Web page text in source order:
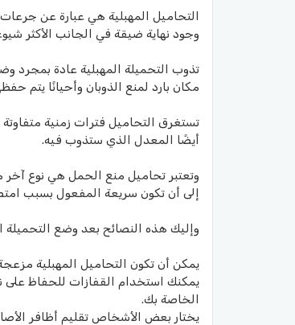
التحاميل المهبلية هي عبارة عن
وجود نهاية ضيقة في الجانب الأكثر
تذوب التحميلة المهبلية عادة بمجرد
مكان بارد لمنع الذوبان وأحيانًا يتم
تستغرق التحاميل فترات زمنية
أيضًا المعدل الذي ستذوب فيه.
وتعتبر تحاميل منع الحمل هي نوع آخر
إلى أن تكون سريعة المفعول بسبب
وإليك هذه النصائح بعد وضع التحميلة
يمكن أن تكون التحاميل المهبلية
يمكنك استخدام القفازات للحفاظ على
الخاصة بك.
يختار بعض الأشخاص تقليم أظافر